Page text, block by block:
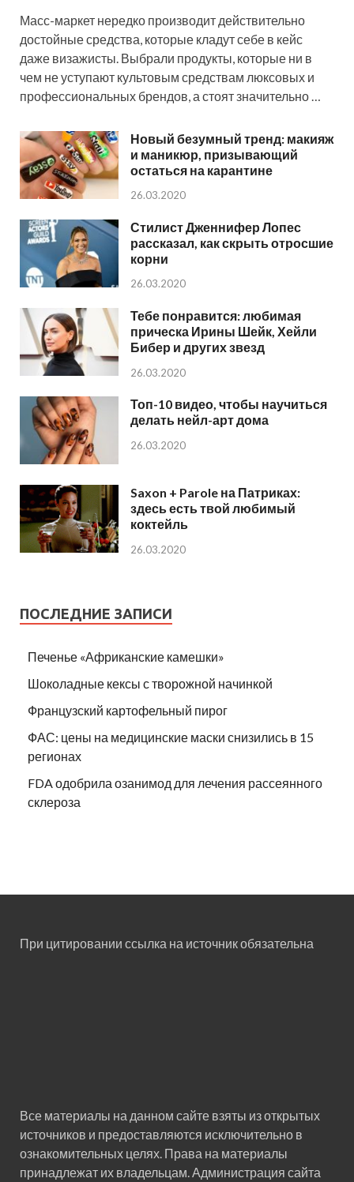
Масс-маркет нередко производит действительно
достойные средства, которые кладут себе в кейс
даже визажисты. Выбрали продукты, которые ни в
чем не уступают культовым средствам люксовых и
профессиональных брендов, а стоят значительно …
Новый безумный тренд: макияж
и маникюр, призывающий
остаться на карантине
26.03.2020
Стилист Дженнифер Лопес
рассказал, как скрыть отросшие
корни
26.03.2020
Тебе понравится: любимая
прическа Ирины Шейк, Хейли
Бибер и других звезд
26.03.2020
Топ-10 видео, чтобы научиться
делать нейл-арт дома
26.03.2020
Saxon + Parole на Патриках:
здесь есть твой любимый
коктейль
26.03.2020
ПОСЛЕДНИЕ ЗАПИСИ
Печенье «Африканские камешки»
Шоколадные кексы с творожной начинкой
Французский картофельный пирог
ФАС: цены на медицинские маски снизились в 15
регионах
FDA одобрила озанимод для лечения рассеянного
склероза
При цитировании ссылка на источник обязательна
Все материалы на данном сайте взяты из открытых
источников и предоставляются исключительно в
ознакомительных целях. Права на материалы
принадлежат их владельцам. Администрация сайта